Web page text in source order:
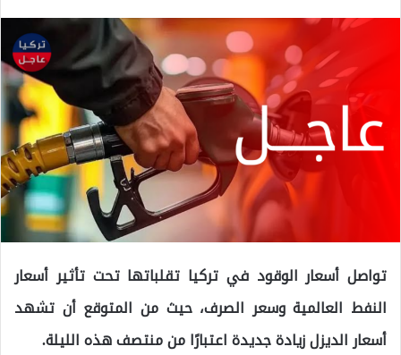
تواصل أسعار الوقود في تركيا تقلباتها تحت تأثير أسعار
النفط العالمية وسعر الصرف، حيث من المتوقع أن تشهد
أسعار الديزل زيادة جديدة اعتبارًا من منتصف هذه الليلة.